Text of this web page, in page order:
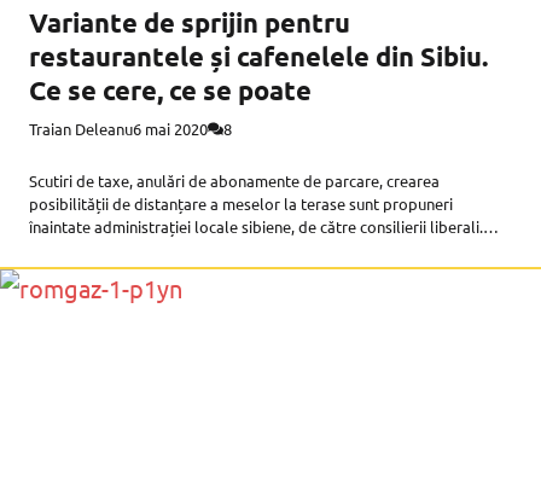
Variante de sprijin pentru
restaurantele și cafenelele din Sibiu.
Ce se cere, ce se poate
Traian Deleanu6 mai 2020 8
Scutiri de taxe, anulări de abonamente de parcare, crearea
posibilității de distanțare a meselor la terase sunt propuneri
înaintate administrației locale sibiene, de către consilierii liberali.
aprobate, pentru anul în